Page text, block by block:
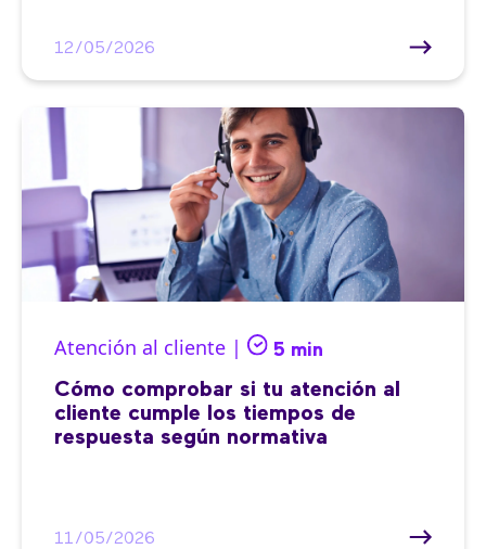
12/05/2026
Atención al cliente | 5 min
Cómo comprobar si tu atención al
cliente cumple los tiempos de
respuesta según normativa
11/05/2026